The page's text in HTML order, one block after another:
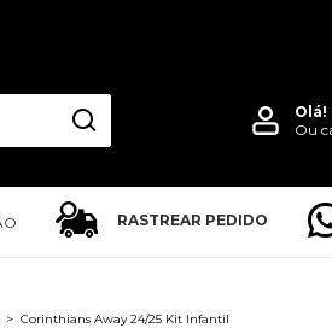
Olá!
Ou
RASTREAR PEDIDO
> Corinthians Away 24/25 Kit Infantil